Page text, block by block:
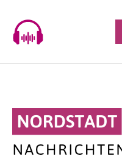
content